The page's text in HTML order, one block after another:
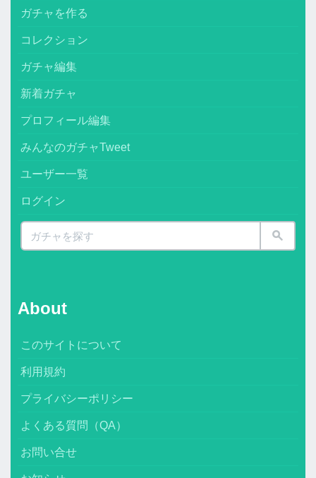
ガチャを作る
コレクション
ガチャ編集
新着ガチャ
プロフィール編集
みんなのガチャTweet
ユーザー一覧
ログイン
About
このサイトについて
利用規約
プライバシーポリシー
よくある質問（QA）
お問い合せ